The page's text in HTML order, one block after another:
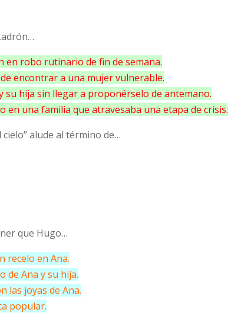
en robo rutinario de fin de semana.
encontrar a una mujer vulnerable.
su hija sin llegar a proponérselo de antemano.
en una familia que atravesaba una etapa de crisis.
alude al término de…
que Hugo…
recelo en Ana.
de Ana y su hija.
las joyas de Ana.
popular.